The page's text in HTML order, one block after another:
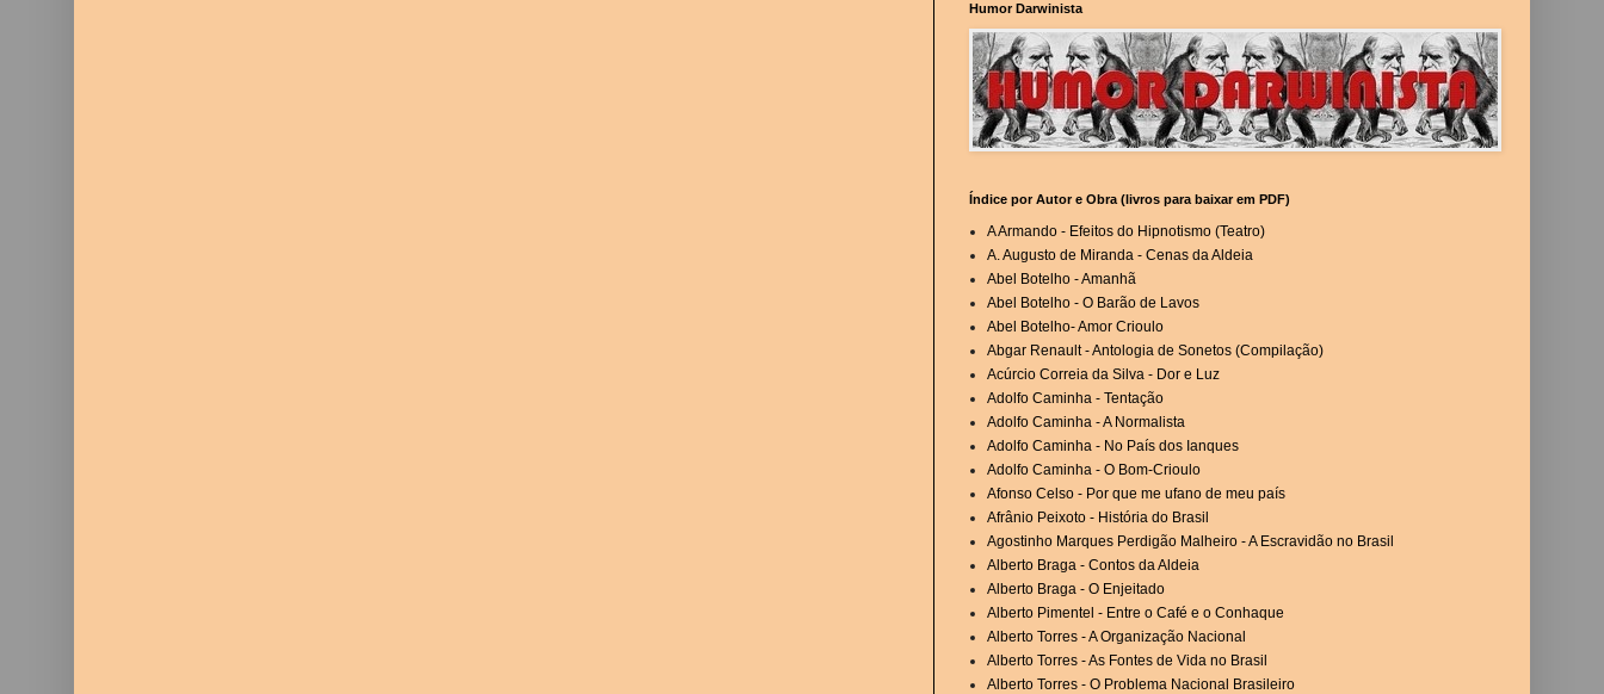
Humor Darwinista
Índice por Autor e Obra (livros para baixar em PDF)
A Armando - Efeitos do Hipnotismo (Teatro)
A. Augusto de Miranda - Cenas da Aldeia
Abel Botelho - Amanhã
Abel Botelho - O Barão de Lavos
Abel Botelho- Amor Crioulo
Abgar Renault - Antologia de Sonetos (Compilação)
Acúrcio Correia da Silva - Dor e Luz
Adolfo Caminha - Tentação
Adolfo Caminha - A Normalista
Adolfo Caminha - No País dos Ianques
Adolfo Caminha - O Bom-Crioulo
Afonso Celso - Por que me ufano de meu país
Afrânio Peixoto - História do Brasil
Agostinho Marques Perdigão Malheiro - A Escravidão no Brasil
Alberto Braga - Contos da Aldeia
Alberto Braga - O Enjeitado
Alberto Pimentel - Entre o Café e o Conhaque
Alberto Torres - A Organização Nacional
Alberto Torres - As Fontes de Vida no Brasil
Alberto Torres - O Problema Nacional Brasileiro